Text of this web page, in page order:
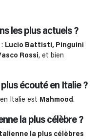
les plus actuels ?
Lucio Battisti, Pinguini
Rossi, et bien
écouté en Italie ?
Italie est Mahmood .
la plus célèbre ?
la plus célèbres